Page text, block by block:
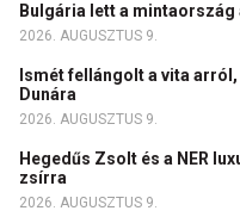
Bulgária lett a
2026. AUGUSZTUS 9.
Ismét fellángolt a vita
Dunára
2026. AUGUSZTUS 9.
Hegedűs Zsolt és a NER
zsírra
2026. AUGUSZTUS 9.